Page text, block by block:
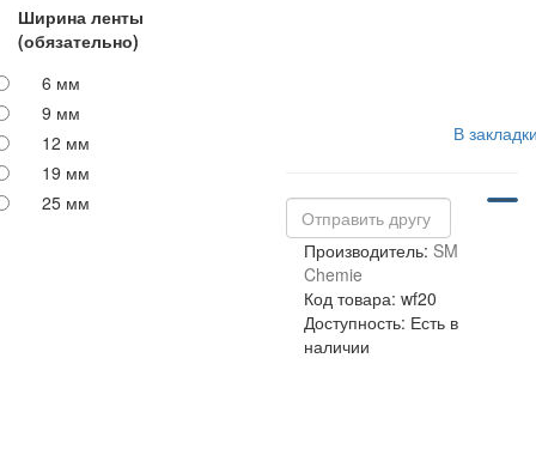
Ширина ленты
(обязательно)
6 мм
9 мм
12 мм
19 мм
25 мм
В
Производитель: SM
Chemie
Код товара: wf20
Доступность: Есть в
наличии